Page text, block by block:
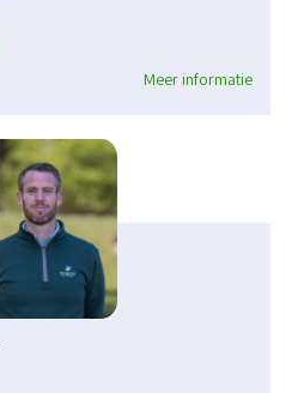
Meer informatie